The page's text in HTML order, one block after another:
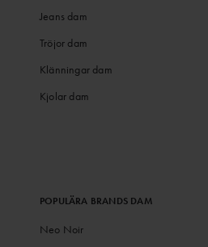
Jeans dam
Tröjor dam
Klänningar dam
Kjolar dam
POPULÄRA BRANDS DAM
Neo Noir